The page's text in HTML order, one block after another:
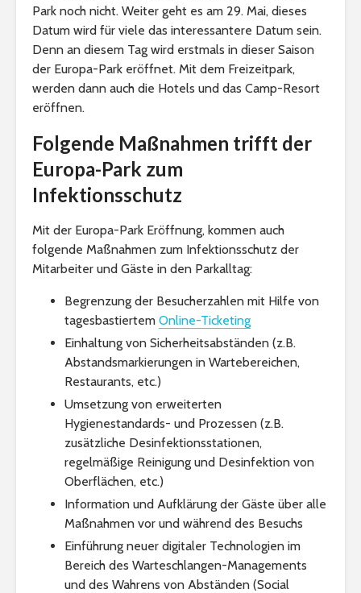
Park noch nicht. Weiter geht es am 29. Mai, dieses
Datum wird für viele das interessantere Datum sein.
Denn an diesem Tag wird erstmals in dieser Saison
der Europa-Park eröffnet. Mit dem Freizeitpark,
werden dann auch die Hotels und das Camp-Resort
eröffnen.
Folgende Maßnahmen trifft der
Europa-Park zum
Infektionsschutz
Mit der Europa-Park Eröffnung, kommen auch
folgende Maßnahmen zum Infektionsschutz der
Mitarbeiter und Gäste in den Parkalltag:
Begrenzung der Besucherzahlen mit Hilfe von
tagesbastiertem Online-Ticketing
Einhaltung von Sicherheitsabständen (z.B.
Abstandsmarkierungen in Wartebereichen,
Restaurants, etc.)
Umsetzung von erweiterten
Hygienestandards- und Prozessen (z.B.
zusätzliche Desinfektionsstationen,
regelmäßige Reinigung und Desinfektion von
Oberflächen, etc.)
Information und Aufklärung der Gäste über alle
Maßnahmen vor und während des Besuchs
Einführung neuer digitaler Technologien im
Bereich des Warteschlangen-Managements
und des Wahrens von Abständen (Social